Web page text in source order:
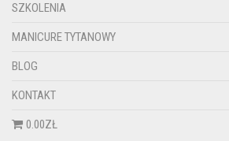
SZKOLENIA
MANICURE TYTANOWY
BLOG
KONTAKT
0.00ZŁ